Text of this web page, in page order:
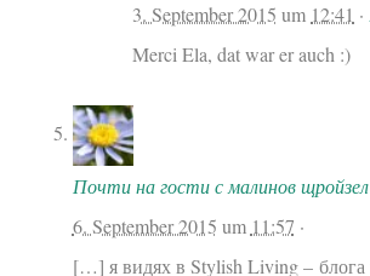
3. September 2015 um 12:41 ·
Merci Ela, dat war er auch :)
Почти на гости с малинов
6. September 2015 um 11:57 ·
[…] я видях в Stylish Living – блога